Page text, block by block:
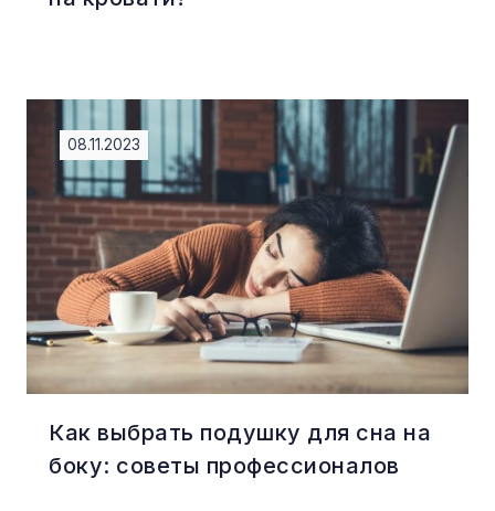
Как выбрать подушку для сна на
боку: советы профессионалов
08.11.2023